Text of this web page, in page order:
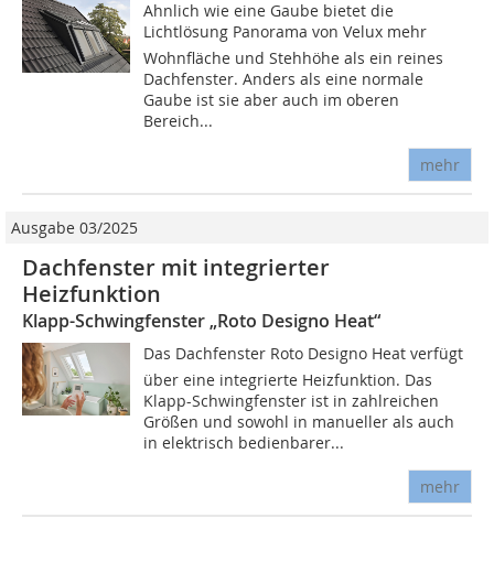
Ahnlich wie eine Gaube bietet die
Lichtlösung Panorama von Velux mehr
Wohnfläche und Stehhöhe als ein reines
Dachfenster. Anders als eine normale
Gaube ist sie aber auch im oberen
Bereich...
mehr
Ausgabe 03/2025
Dachfenster mit integrierter
Heizfunktion
Klapp-Schwingfenster „Roto Designo Heat“
Das Dachfenster Roto Designo Heat verfügt
über eine integrierte Heizfunktion. Das
Klapp-Schwingfenster ist in zahlreichen
Größen und sowohl in manueller als auch
in elektrisch bedienbarer...
mehr